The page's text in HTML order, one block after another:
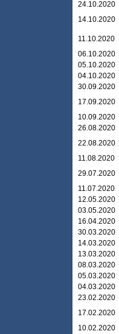
24.10.2020
14.10.2020
11.10.2020
06.10.2020
05.10.2020
04.10.2020
30.09.2020
17.09.2020
10.09.2020
26.08.2020
22.08.2020
11.08.2020
29.07.2020
11.07.2020
12.05.2020
03.05.2020
16.04.2020
30.03.2020
14.03.2020
13.03.2020
08.03.2020
05.03.2020
04.03.2020
23.02.2020
17.02.2020
10.02.2020